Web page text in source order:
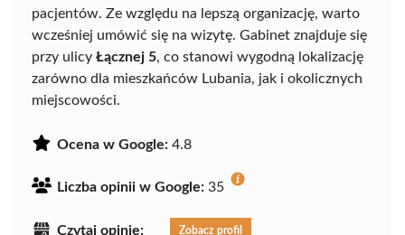
pacjentów. Ze względu na lepszą organizację, warto
wcześniej umówić się na wizytę. Gabinet znajduje się
przy ulicy Łącznej 5, co stanowi wygodną lokalizację
zarówno dla mieszkańców Lubania, jak i okolicznych
miejscowości.
Ocena w Google: 4.8
Liczba opinii w Google: 35
Czytaj opinie: Zobacz profil